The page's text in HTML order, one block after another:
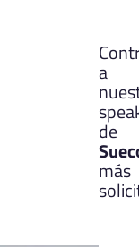
a
de
más